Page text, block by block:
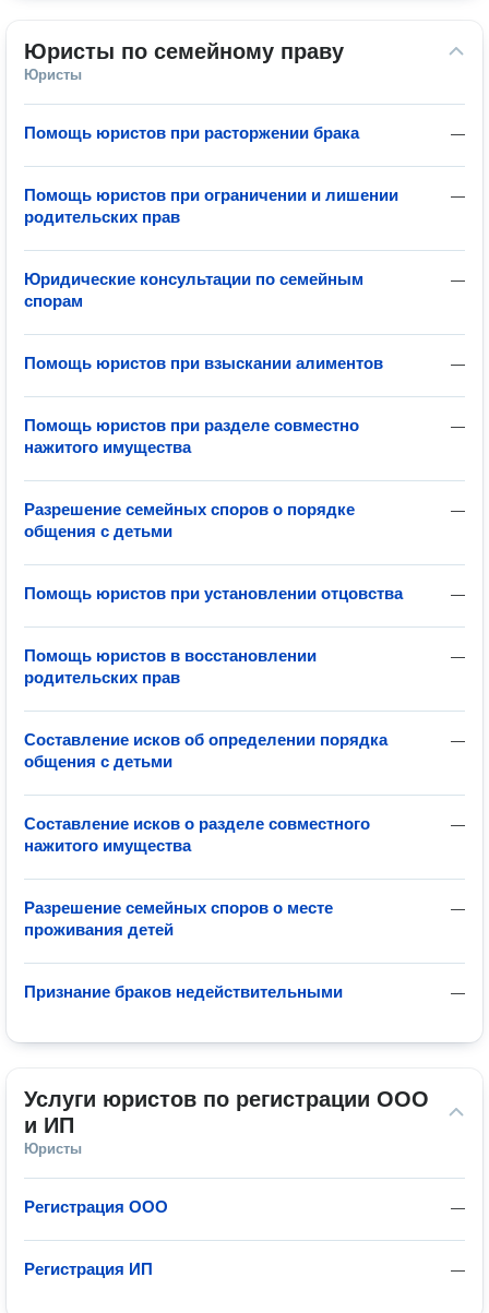
Юристы по семейному праву
Юристы
—
Помощь юристов при расторжении брака
—
Помощь юристов при ограничении и лишении
родительских прав
—
Юридические консультации по семейным
спорам
—
Помощь юристов при взыскании алиментов
—
Помощь юристов при разделе совместно
нажитого имущества
—
Разрешение семейных споров о порядке
общения с детьми
—
Помощь юристов при установлении отцовства
—
Помощь юристов в восстановлении
родительских прав
—
Составление исков об определении порядка
общения с детьми
—
Составление исков о разделе совместного
нажитого имущества
—
Разрешение семейных споров о месте
проживания детей
—
Признание браков недействительными
Услуги юристов по регистрации ООО
и ИП
Юристы
—
Регистрация ООО
—
Регистрация ИП